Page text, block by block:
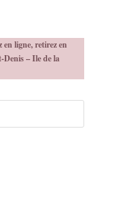
ligne, retirez en
Denis – Ile de la